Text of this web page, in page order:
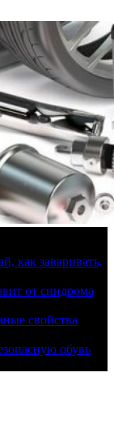
как заваривать,
от синдрома
свойства
обувь